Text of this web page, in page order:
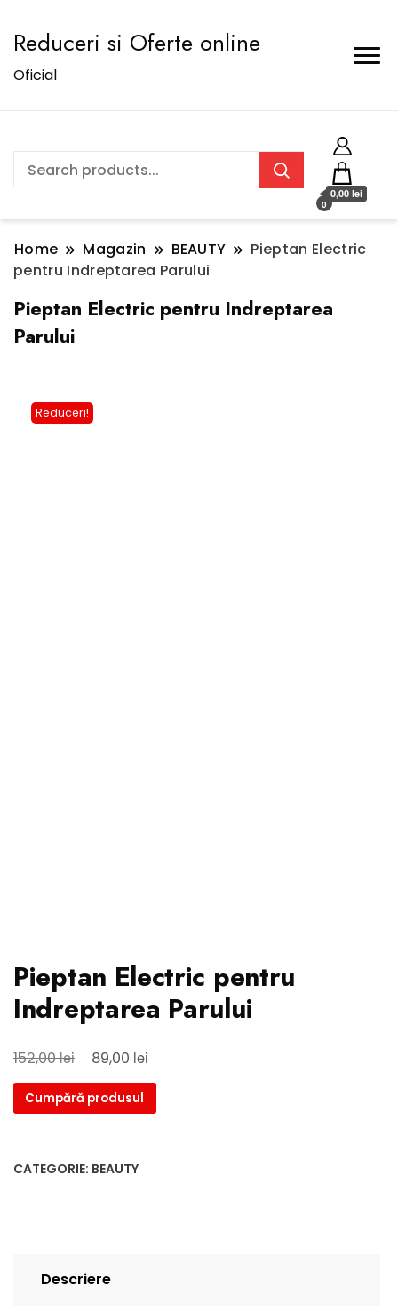
Reduceri si Oferte online
Oficial
0
0,00 lei
Home Magazin BEAUTY
Pieptan Electric
pentru Indreptarea Parului
Pieptan Electric pentru Indreptarea
Parului
Reduceri!
Pieptan Electric pentru
Indreptarea Parului
152,00lei 89,00 lei
Cumpără produsul
CATEGORIE: BEAUTY
Descriere